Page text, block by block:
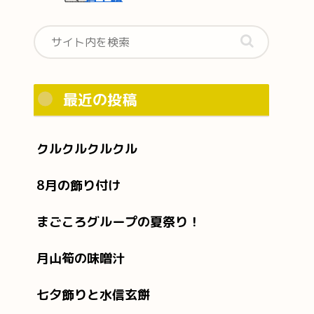
最近の投稿
クルクルクルクル
8月の飾り付け
まごころグループの夏祭り！
月山筍の味噌汁
七夕飾りと水信玄餅